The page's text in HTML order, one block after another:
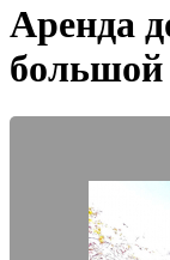
Аренда
большой